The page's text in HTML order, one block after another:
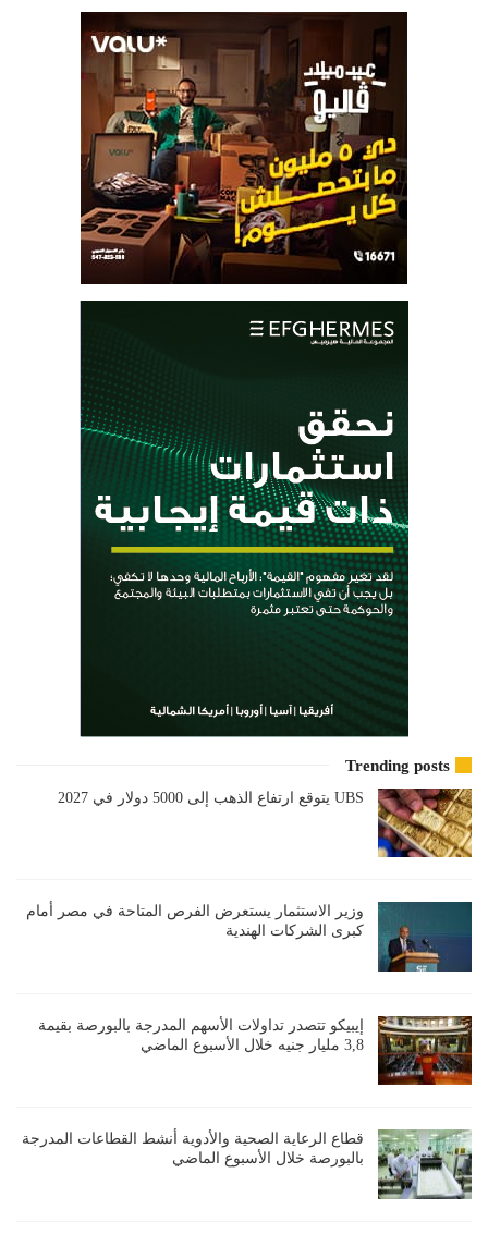
Trending posts
UBS يتوقع ارتفاع الذهب إلى 5000 دولار في 2027
وزير الاستثمار يستعرض الفرص المتاحة في مصر أمام
كبرى الشركات الهندية
إيبيكو تتصدر تداولات الأسهم المدرجة بالبورصة بقيمة
3,8 مليار جنيه خلال الأسبوع الماضي
قطاع الرعاية الصحية والأدوية أنشط القطاعات المدرجة
بالبورصة خلال الأسبوع الماضي